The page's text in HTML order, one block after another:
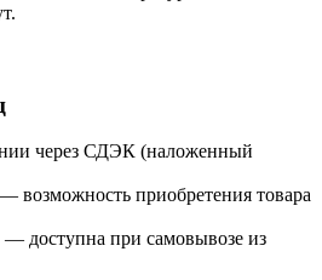
через СДЭК (наложенный
возможность приобретения товара
доступна при самовывозе из